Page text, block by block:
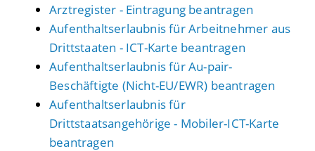
Arztregister - Eintragung beantragen
Aufenthaltserlaubnis für Arbeitnehmer aus
Drittstaaten - ICT-Karte beantragen
Aufenthaltserlaubnis für Au-pair-
Beschäftigte (Nicht-EU/EWR) beantragen
Aufenthaltserlaubnis für
Drittstaatsangehörige - Mobiler-ICT-Karte
beantragen